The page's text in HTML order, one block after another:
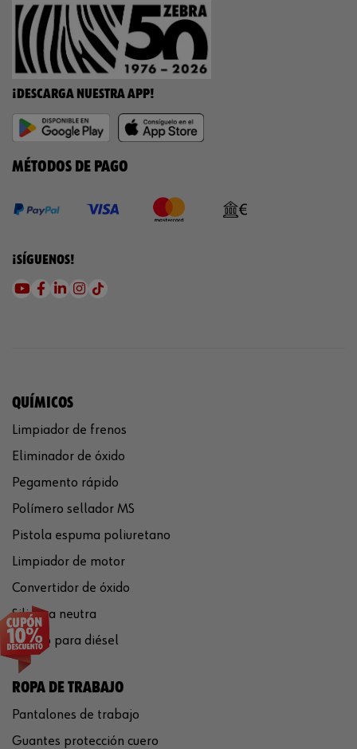
¡DESCARGA NUESTRA APP!
MÉTODOS DE PAGO
¡SÍGUENOS!
QUÍMICOS
Limpiador de frenos
Eliminador de óxido
Pegamento rápido
Polímero sellador MS
Pistola espuma poliuretano
Limpiador de motor
Convertidor de óxido
Silicona neutra
Aditivo para diésel
ROPA DE TRABAJO
Pantalones de trabajo
Guantes protección cuero